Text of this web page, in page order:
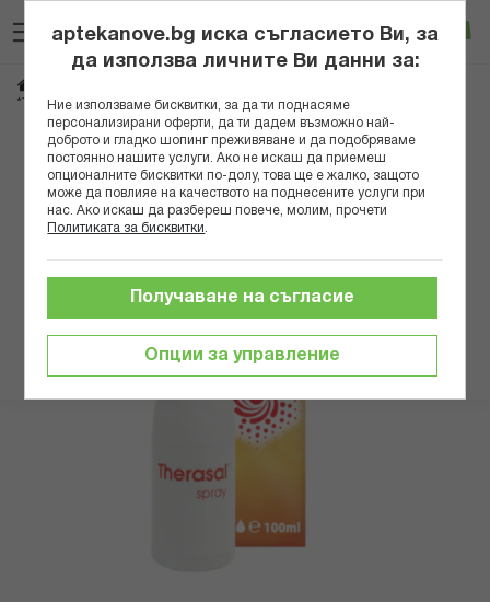
към
съдържанието
Вход
*ТЕРАЗАЛ СПРЕЙ 100МЛ
Преминете
края
aptekanove.bg иска съгласието Ви, за
да използва личните Ви данни за:
Ние използваме бисквитки, за да ти поднасяме
персонализирани оферти, да ти дадем възможно най-
доброто и гладко шопинг преживяване и да подобряваме
постоянно нашите услуги. Ако не искаш да приемеш
опционалните бисквитки по-долу, това ще е жалко, защото
може да повлияе на качеството на поднесените услуги при
нас. Ако искаш да разбереш повече, молим, прочети
Политиката за бисквитки
Опции за управление
Получаване на съгласие